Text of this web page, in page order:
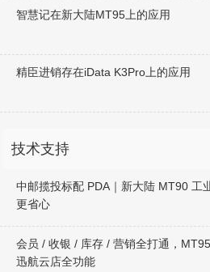
智慧记在新大陆MT95上的应用
精臣进销存在iData K3Pro上的应用
技术支持
中邮揽投标配 PDA｜新大陆 MT90 工
更省心
会员 / 收银 / 库存 / 营销全打通，
迅航云店全功能